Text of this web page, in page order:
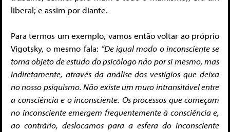
liberal; e assim por diante.
Para termos um exemplo, vamos então voltar ao próprio
Vigotsky, o mesmo fala: “De igual modo o inconsciente se
torna objeto de estudo do psicólogo não por si mesmo, mas
indiretamente, através da análise dos vestígios que deixa
no nosso psiquismo. Não existe um muro intransitável entre
a consciência e o inconsciente. Os processos que começam
no inconsciente emergem frequentemente à consciência e,
ao contrário, deslocamos para a esfera do inconsciente